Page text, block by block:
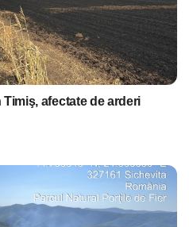
afectate de arderi